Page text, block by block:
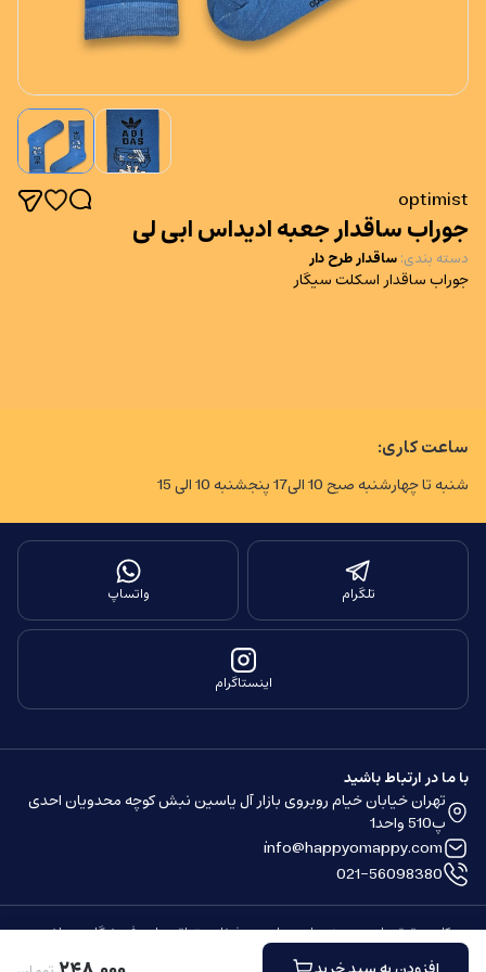
optimist
جوراب ساقدار جعبه ادیداس ابی لی
دسته بندی: ساقدار طرح دار
جوراب ساقدار اسکلت سیگار
ساعت کاری:
شنبه تا چهارشنبه صبح 10 الی17 پنجشنبه 10 الی 15
تلگرام واتساپ
اینستاگرام
با ما در ارتباط باشید
تهران خیابان خیام روبروی بازار آل یاسین نبش کوچه محدویان احدی
پ510 واحد1
info@happyomappy.com
021-56098380
کلیه حقوق مادی و معنوی این سایت محفوظ و متعلق به این فروشگاه می باشد.
ساخته شده توسط